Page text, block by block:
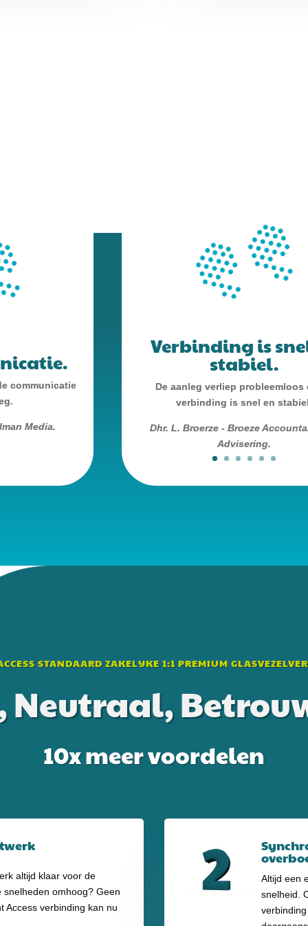
communicatie
Media.
Verbinding is
stabiel.
De aanleg verliep probleemloos
verbinding is snel en
Dhr. L. Broerze - Broeze
Advisering.
STANDAARD ZAKELIJKE 1:1 PREMIUM
Neutraal,
10x meer voordelen
altijd klaar voor de
snelheden omhoog? Geen
Access verbinding kan nu
Altijd een
snelheid.